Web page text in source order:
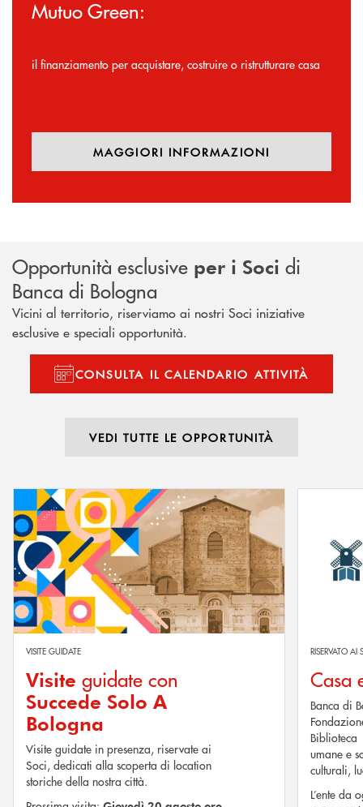
Mutuo Green:
il finanziamento per acquistare, costruire o ristrutturare casa
MAGGIORI INFORMAZIONI
Opportunità esclusive per i Soci di
Banca di Bologna
Vicini al territorio, riserviamo ai nostri Soci iniziative
esclusive e speciali opportunità.
CONSULTA IL CALENDARIO ATTIVITÀ
VEDI TUTTE LE OPPORTUNITÀ
Scopri di più Visite guidate con Succede Solo A Bologna
VISITE GUIDATE
Visite guidate con
Succede Solo A
Bologna
Visite guidate in presenza, riservate ai
Soci, dedicati alla scoperta di location
storiche della nostra città.
RISERVATO AI
Casa
Banca di
Biblioteca
umane e
culturali,
L’ente da